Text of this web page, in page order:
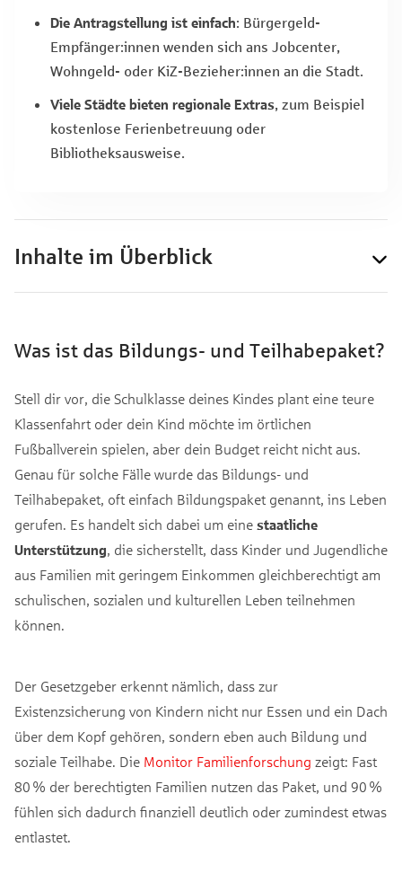
Die Antragstellung ist einfach: Bürgergeld-
Empfänger:innen wenden sich ans Jobcenter,
Wohngeld- oder KiZ-Bezieher:innen an die Stadt.
Viele Städte bieten regionale Extras, zum Beispiel
kostenlose Ferienbetreuung oder
Bibliotheksausweise.
Inhalte im Überblick
Was ist das Bildungs- und Teilhabepaket?
Stell dir vor, die Schulklasse deines Kindes plant eine teure
Klassenfahrt oder dein Kind möchte im örtlichen
Fußballverein spielen, aber dein Budget reicht nicht aus.
Genau für solche Fälle wurde das Bildungs- und
Teilhabepaket, oft einfach Bildungspaket genannt, ins Leben
gerufen. Es handelt sich dabei um eine staatliche
Unterstützung, die sicherstellt, dass Kinder und Jugendliche
aus Familien mit geringem Einkommen gleichberechtigt am
schulischen, sozialen und kulturellen Leben teilnehmen
können.
Der Gesetzgeber erkennt nämlich, dass zur
Existenzsicherung von Kindern nicht nur Essen und ein Dach
über dem Kopf gehören, sondern eben auch Bildung und
soziale Teilhabe. Die Monitor Familienforschung zeigt: Fast
80 % der berechtigten Familien nutzen das Paket, und 90 %
fühlen sich dadurch finanziell deutlich oder zumindest etwas
entlastet.